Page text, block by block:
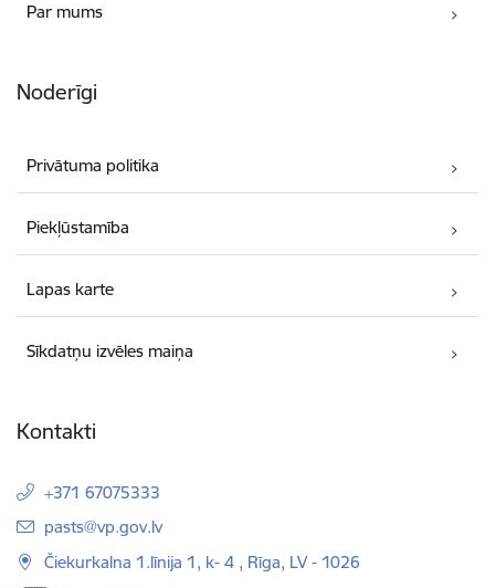
Par mums
Noderīgi
Privātuma politika
Piekļūstamība
Lapas karte
Sīkdatņu izvēles maiņa
Kontakti
+371 67075333
E-pasts:
pasts@vp.gov.lv
Čiekurkalna 1.līnija 1, k- 4 , Rīga, LV - 1026